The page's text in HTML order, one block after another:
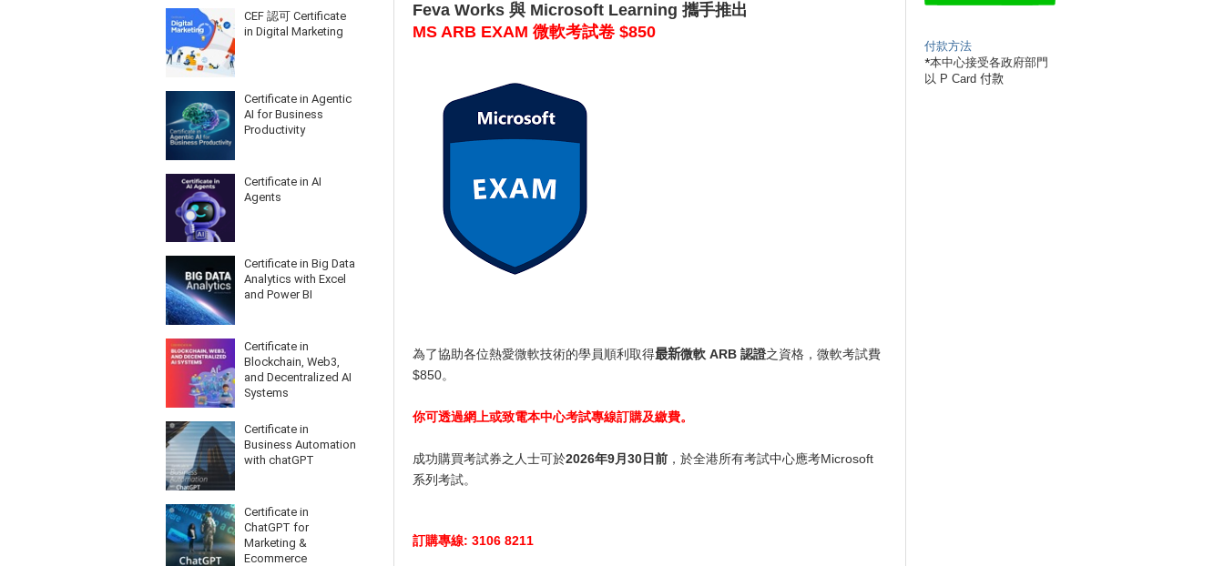
CEF 認可 Certificate
in Digital Marketing
Certificate in Agentic
AI for Business
Productivity
Certificate in AI
Agents
Certificate in Big Data
Analytics with Excel
and Power BI
Certificate in
Blockchain, Web3,
and Decentralized AI
Systems
Certificate in
Business Automation
with chatGPT
Certificate in
ChatGPT for
Marketing &
Ecommerce
Feva Works 與 Microsoft Learning 攜手推出
MS ARB EXAM 微軟考試卷 $850
為了協助各位熱愛微軟技術的學員順利取得最新微軟 ARB 認證之資格，微軟考試費
$850。
你可透過網上或致電本中心考試專線訂購及繳費。
成功購買考試券之人士可於2026年9月30日前 ，於全港所有考試中心應考Microsoft
系列考試。
訂購專線: 3106 8211
付款方法
*本中心接受各政府部門
以 P Card付款